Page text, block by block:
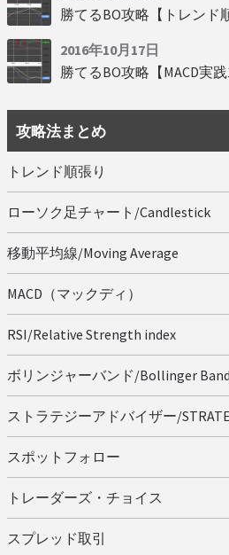
2016年10月17日
攻略法まとめ
トレンド順張り
ローソク足チャート/Candlestick
移動平均線/Moving Average
MACD（マックディ）
RSI/Relative Strength index
ボリンジャーバンド/Bollinger
ストラテジーアドバイザー/
スポットフォロー
トレーダーズ・チョイス
スプレッド取引